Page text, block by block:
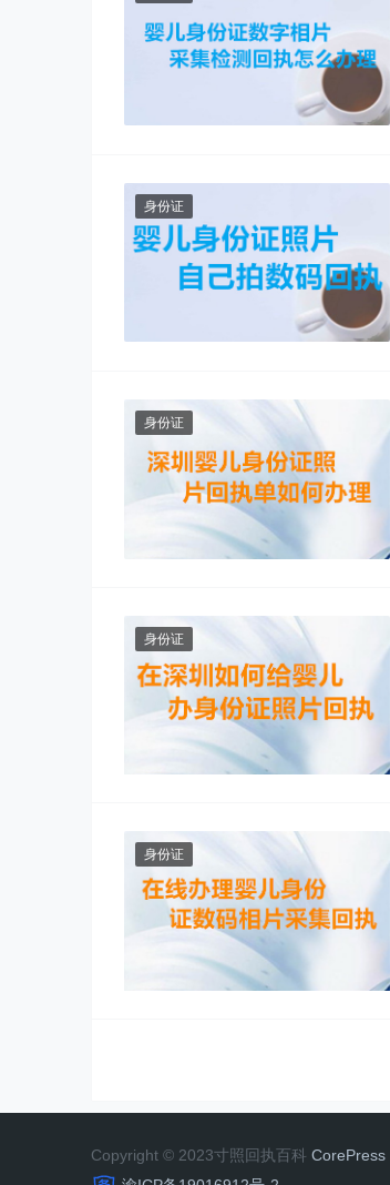
身份证
身份证
身份证
身份证
Copyright © 2023寸照回执百科 CorePress